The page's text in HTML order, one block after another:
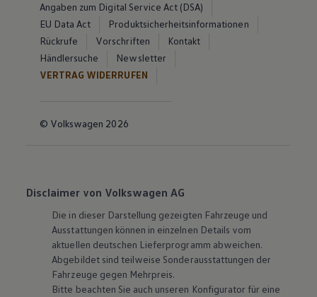
Angaben zum Digital Service Act (DSA)
EU Data Act
Produktsicherheitsinformationen
Rückrufe
Vorschriften
Kontakt
Händlersuche
Newsletter
VERTRAG WIDERRUFEN
© Volkswagen 2026
Disclaimer von Volkswagen AG
Die in dieser Darstellung gezeigten Fahrzeuge und
Ausstattungen können in einzelnen Details vom
aktuellen deutschen Lieferprogramm abweichen.
Abgebildet sind teilweise Sonderausstattungen der
Fahrzeuge gegen Mehrpreis.
Bitte beachten Sie auch unseren Konfigurator für eine